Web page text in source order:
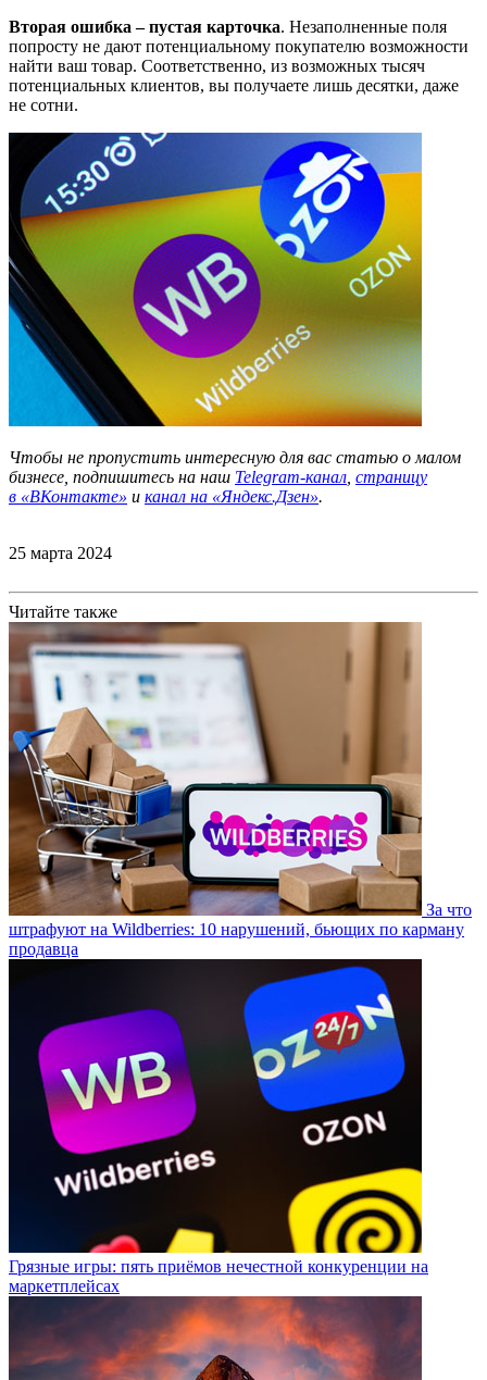
Вторая ошибка – пустая карточка. Незаполненные поля
попросту не дают потенциальному покупателю возможности
найти ваш товар. Соответственно, из возможных тысяч
потенциальных клиентов, вы получаете лишь десятки, даже
не сотни.
Чтобы не пропустить интересную для вас статью о малом
бизнесе, подпишитесь на наш Telegram-канал страницу
в «ВКонтакте» и канал на «Яндекс.Дзен».
25 марта 2024
Читайте также
За что
штрафуют на Wildberries: 10 нарушений, бьющих по карману
продавца
Грязные игры: пять приёмов нечестной конкуренции на
маркетплейсах